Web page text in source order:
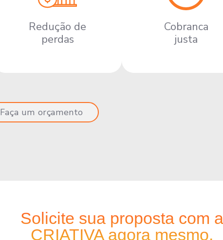
Redução de
perdas
Cobranca
justa
Faça um orçamento
Solicite sua proposta com a
CRIATIVA agora mesmo.